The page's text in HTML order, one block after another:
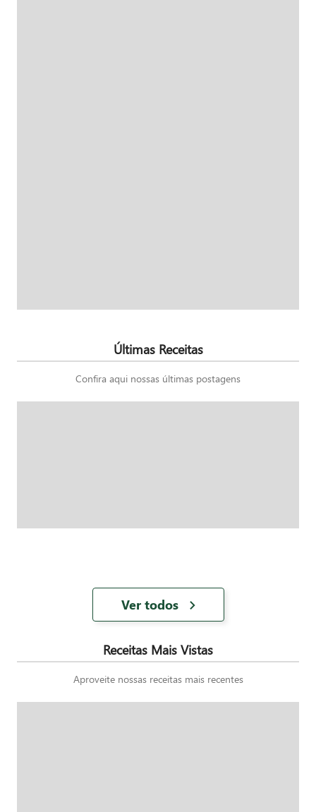
Últimas Receitas
Confira aqui nossas últimas postagens
Ver todos
Receitas Mais Vistas
Aproveite nossas receitas mais recentes